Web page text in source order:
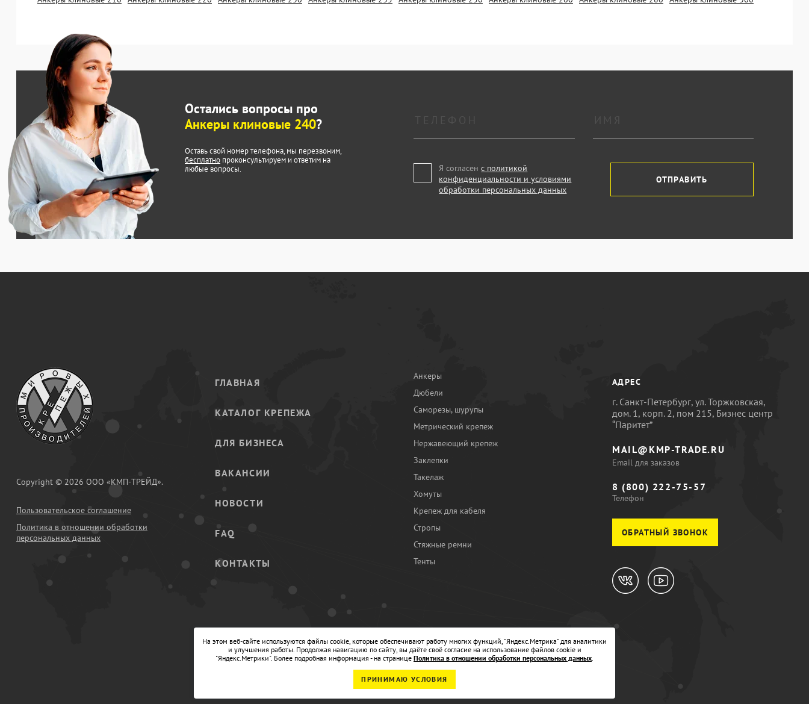
Остались вопросы про
Анкеры клиновые 240?
Оставь свой номер телефона, мы перезвоним,
бесплатно проконсультируем и ответим на
любые вопросы.
Я согласенс политикой
конфиденциальности и условиями
обработки персональных данных
ОТПРАВИТЬ
Copyright © 2026 ООО «КМП-ТРЕЙД».
Пользовательское соглашение
Политика в отношении обработки
персональных данных
ГЛАВНАЯ
КАТАЛОГ КРЕПЕЖА
ДЛЯ БИЗНЕСА
ВАКАНСИИ
НОВОСТИ
FAQ
КОНТАКТЫ
Анкеры
Дюбели
Саморезы, шурупы
Метрический крепеж
Нержавеющий крепеж
Заклепки
Такелаж
Хомуты
Крепеж для кабеля
Стропы
Стяжные ремни
Тенты
АДРЕС
г. Санкт-Петербург, ул. Торжковская,
дом. 1, корп. 2, пом 215, Бизнес центр
“Паритет”
MAIL@KMP-TRADE.RU
Email для заказов
8 (800) 222-75-57
Телефон
ОБРАТНЫЙ ЗВОНОК
На этом веб-сайте используются файлы cookie, которые обеспечивают работу многих функций, "Яндекс.Метрика" для аналитики
и улучшения работы. Продолжая навигацию по сайту, вы даёте своё согласие на использование файлов cookie и
"Яндекс.Метрики". Более подробная информация - на странице Политика в отношении обработки персональных данных.
ПРИНИМАЮ УСЛОВИЯ